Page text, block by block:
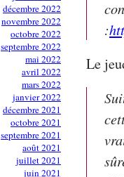
décembre 2022
novembre 2022
octobre 2022
septembre 2022
mai 2022
avril 2022
mars 2022
janvier 2022
décembre 2021
octobre 2021
septembre 2021
août 2021
juillet 2021
juin 2021
:
Le